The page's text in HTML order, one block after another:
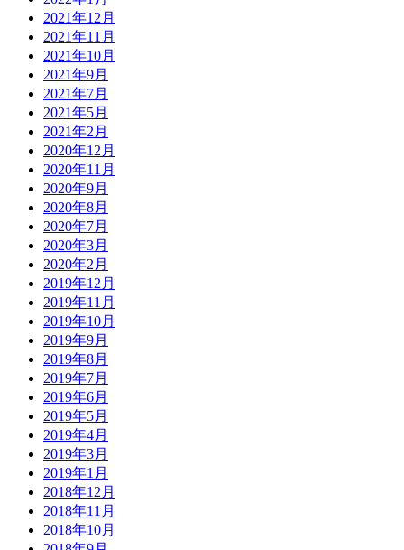
2021年12月
2021年11月
2021年10月
2021年9月
2021年7月
2021年5月
2021年2月
2020年12月
2020年11月
2020年9月
2020年8月
2020年7月
2020年3月
2020年2月
2019年12月
2019年11月
2019年10月
2019年9月
2019年8月
2019年7月
2019年6月
2019年5月
2019年4月
2019年3月
2019年1月
2018年12月
2018年11月
2018年10月